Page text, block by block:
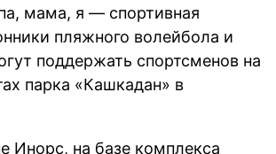
мама, я — спортивная
пляжного волейбола и
поддержать спортсменов на
парка «Кашкадан» в
Инорс, на базе комплекса